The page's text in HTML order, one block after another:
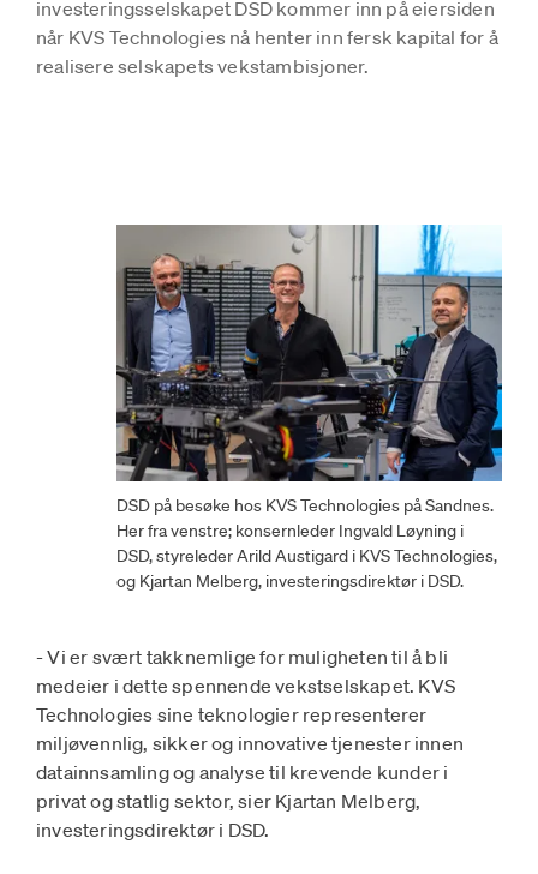
investeringsselskapet DSD kommer inn på eiersiden
når KVS Technologies nå henter inn fersk kapital for å
realisere selskapets vekstambisjoner.
DSD på besøke hos KVS Technologies på Sandnes.
Her fra venstre; konsernleder Ingvald Løyning i
DSD, styreleder Arild Austigard i KVS Technologies,
og Kjartan Melberg, investeringsdirektør i DSD.
- Vi er svært takknemlige for muligheten til å bli
medeier i dette spennende vekstselskapet. KVS
Technologies sine teknologier representerer
miljøvennlig, sikker og innovative tjenester innen
datainnsamling og analyse til krevende kunder i
privat og statlig sektor, sier Kjartan Melberg,
investeringsdirektør i DSD.